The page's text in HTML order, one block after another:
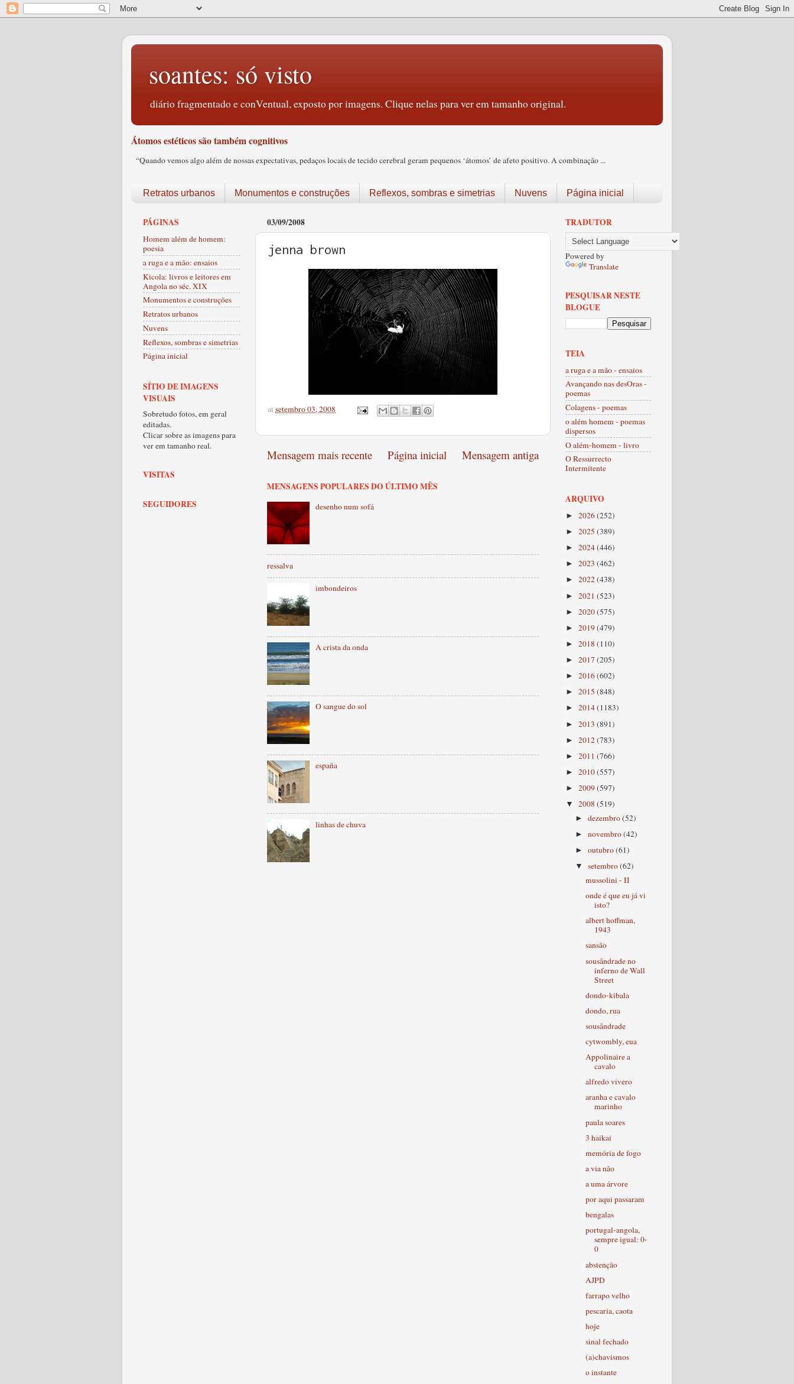
soantes: só visto
diário fragmentado e conVentual, exposto por imagens. Clique nelas para ver em tamanho original.
Átomos estéticos são também cognitivos
“Quando vemos algo além de nossas expectativas, pedaços locais de tecido cerebral geram pequenos ‘átomos’ de afeto positivo. A combinação ...
Retratos urbanos Monumentos e construções Reflexos, sombras e simetrias Nuvens Página inicial
03/09/2008
jenna brown
atsetembro 03, 2008
Mensagem mais recente Mensagem antiga
Página inicial
MENSAGENS POPULARES DO ÚLTIMO MÊS
desenho num sofá
ressalva
imbondeiros
A crista da onda
O sangue do sol
españa
linhas de chuva
PÁGINAS
Homem além de homem:
poesia
a ruga e a mão: ensaios
Kicola: livros e leitores em
Angola no séc. XIX
Monumentos e construções
Retratos urbanos
Nuvens
Reflexos, sombras e simetrias
Página inicial
SÍTIO DE IMAGENS
VISUAIS
Sobretudo fotos, em geral
editadas.
Clicar sobre as imagens para
ver em tamanho real.
VISITAS
SEGUIDORES
TRADUTOR
Powered by
Translate
PESQUISAR NESTE
BLOGUE
TEIA
a ruga e a mão - ensaios
Avançando nas desOras -
poemas
Colagens - poemas
o além homem - poemas
dispersos
O além-homem - livro
O Ressurrecto
Intermitente
ARQUIVO
► 2026(252)
► 2025 (389)
► 2024(446)
► 2023 (462)
► 2022(438)
► 2021 (523)
► 2020(575)
► 2019(479)
► 2018 (110)
► 2017 (205)
► 2016(602)
► 2015 (848)
► 2014(1183)
► 2013 (891)
► 2012(783)
► 2011 (766)
► 2010(557)
► 2009(597)
▼ 2008 (519)
►dezembro(52)
►novembro(42)
►outubro(61)
▼setembro(62)
mussolini - II
onde é que eu já vi
isto?
albert hoffman,
1943
sansão
sousândrade no
inferno de Wall
Street
dondo-kibala
dondo, rua
sousândrade
cytwombly, eua
Appolinaire a
cavalo
alfredo vivero
aranha e cavalo
marinho
paula soares
3 haikai
memória de fogo
a via não
a uma árvore
por aqui passaram
bengalas
portugal-angola,
sempre igual: 0-
0
abstenção
AJPD
farrapo velho
pescaria, caota
hoje
sinal fechado
(a)chavismos
o instante